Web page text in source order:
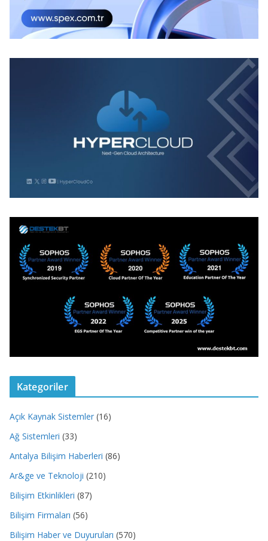
Kategoriler
Açık Kaynak Sistemler (16)
Ağ Sistemleri (33)
Antalya Bilişim Haberleri (86)
Ar&ge ve Teknoloji (210)
Bilişim Etkinlikleri (87)
Bilişim Firmaları (56)
Bilişim Haber ve Duyuruları (570)